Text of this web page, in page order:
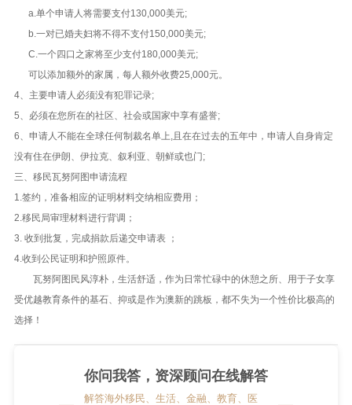
a.单个申请人将需要支付130,000美元;
b.一对已婚夫妇将不得不支付150,000美元;
C.一个四口之家将至少支付180,000美元;
可以添加额外的家属，每人额外收费25,000元。
4、主要申请人必须没有犯罪记录;
5、必须在您所在的社区、社会或国家中享有盛誉;
6、申请人不能在全球任何制裁名单上,且在在过去的五年中，申请人自身肯定
没有住在伊朗、伊拉克、叙利亚、朝鲜或也门;
三、移民瓦努阿图申请流程
1.签约，准备相应的证明材料交纳相应费用；
2.移民局审理材料进行背调；
3. 收到批复，完成捐款后递交申请表 ；
4.收到公民证明和护照原件。
瓦努阿图民风淳朴，生活舒适，作为日常忙碌中的休憩之所、用于子女享
受优越教育条件的基石、抑或是作为澳新的跳板，都不失为一个性价比极高的
选择！
你问我答，资深顾问在线解答
解答海外移民、生活、金融、教育、医